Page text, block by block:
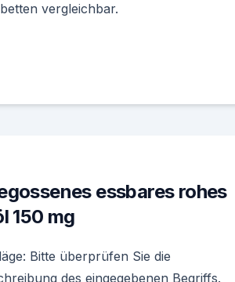
vergleichbar.
essbares rohes
150 mg
Bitte überprüfen Sie die
des eingegebenen Begriffs.